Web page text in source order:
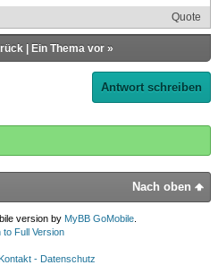
Quote
| Ein Thema vor»
Antwort schreiben
Nach oben
version by MyBB GoMobile.
to Full Version
- Datenschutz